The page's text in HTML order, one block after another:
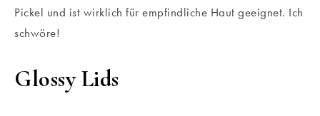
Pickel und ist wirklich für empfindliche Haut geeignet. Ich
schwöre!
Glossy Lids